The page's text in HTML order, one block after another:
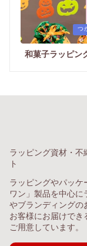
Posted
in
つ
和菓子ラッピン
ラッピング資材・不
ト
ラッピングやパッケ
ワン」製品を中心
やブランディングの
お客様にお届けでき
ご用意しています。